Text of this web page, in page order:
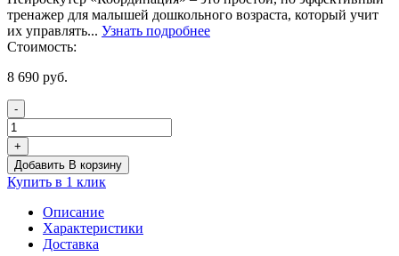
тренажер для малышей дошкольного возраста, который учит
их управлять... Узнать подробнее
Стоимость:
8 690 руб.
-
Количество
товара
Нейроскутер
Координация
+
Добавить В корзину
Купить в 1 клик
Описание
Характеристики
Доставка